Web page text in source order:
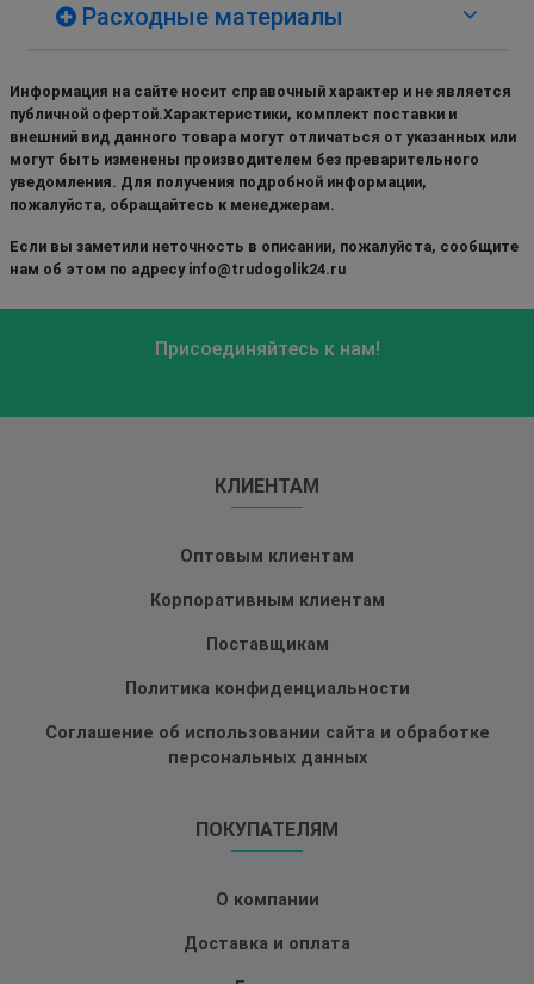
Расходные материалы
Информация на сайте носит справочный характер и не является
публичной офертой.Характеристики, комплект поставки и
внешний вид данного товара могут отличаться от указанных или
могут быть изменены производителем без преварительного
уведомления. Для получения подробной информации,
пожалуйста, обращайтесь к менеджерам.
Если вы заметили неточность в описании, пожалуйста, сообщите
нам об этом по адресу info@trudogolik24.ru
Присоединяйтесь к нам!
КЛИЕНТАМ
Оптовым клиентам
Корпоративным клиентам
Поставщикам
Политика конфиденциальности
Соглашение об использовании сайта и обработке
персональных данных
ПОКУПАТЕЛЯМ
О компании
Доставка и оплата